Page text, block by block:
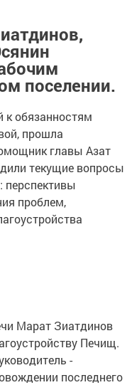
поселении.
к обязанностям
прошла
главы Азат
текущие вопросы
перспективы
проблем,
Марат Зиатдинов
Печищ.
-
последнего